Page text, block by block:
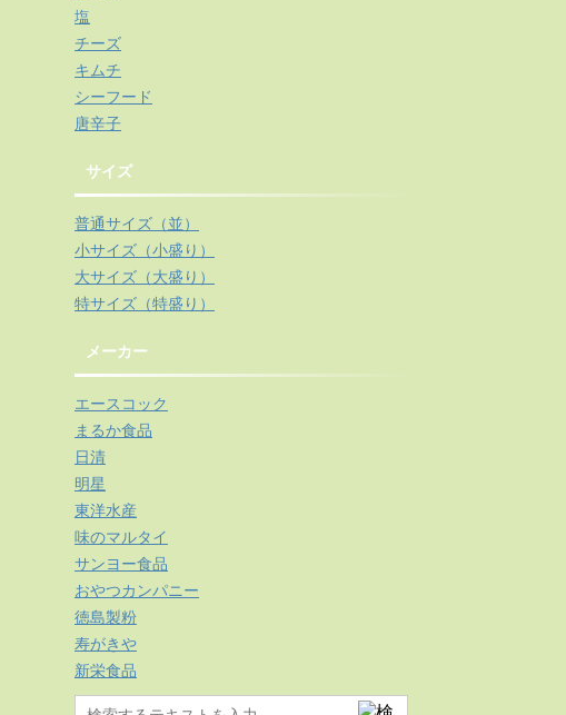
塩
チーズ
キムチ
シーフード
唐辛子
サイズ
普通サイズ（並）
小サイズ（小盛り）
大サイズ（大盛り）
特サイズ（特盛り）
メーカー
エースコック
まるか食品
日清
明星
東洋水産
味のマルタイ
サンヨー食品
おやつカンパニー
徳島製粉
寿がきや
新栄食品